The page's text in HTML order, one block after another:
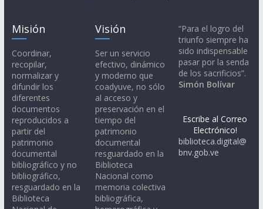
Misión
Coordinar,
recopilar,
normalizar y
difundir los
diferentes
documentos
reproducidos a
partir del
patrimonio
documental
bibliográfico y no
bibliográfico,
resguardado en la
Biblioteca
Visión
Ser un servicio
efectivo, dinámico
y moderno que
coadyuve, no sólo
al acceso y
preservación en el
tiempo del
patrimonio
documental
resguardado en la
Biblioteca
Nacional como
memoria colectiva
bibliográfica,
“Para el logro del
triunfo siempre ha
sido indispensable
pasar por la senda
de los sacrificios”.
Simón Bolívar
Escribe al Correo
Electrónico!
biblioteca.digital@
bnv.gob.ve